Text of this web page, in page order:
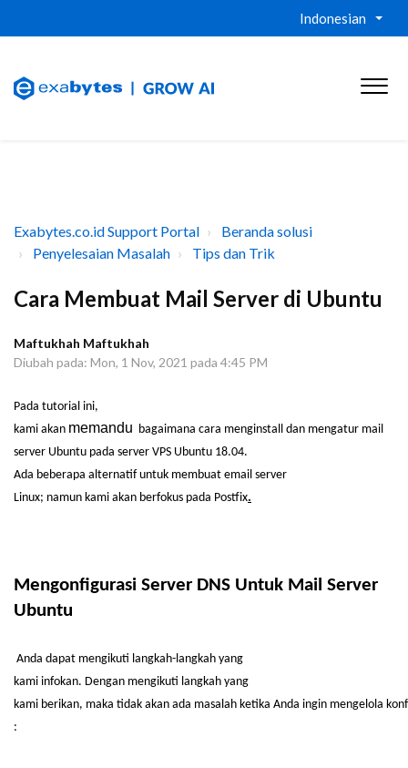
Indonesian
Exabytes.co.id Support Portal
Beranda solusi
Penyelesaian Masalah
Tips dan Trik
Cara Membuat Mail Server di Ubuntu
Maftukhah Maftukhah
Diubah pada: Mon, 1 Nov, 2021 pada 4:45 PM
Pada tutorial ini,
kami akan memandu bagaimana cara menginstall dan mengatur mail
server Ubuntu pada server VPS Ubuntu 18.04.
Ada beberapa alternatif untuk membuat email server
Linux; namun kami akan berfokus pada Postfix.
Mengonfigurasi Server DNS Untuk Mail Server
Ubuntu
Anda dapat mengikuti langkah-langkah yang
kami infokan. Dengan mengikuti langkah yang
kami berikan, maka tidak akan ada masalah ketika Anda ingin mengelola
: